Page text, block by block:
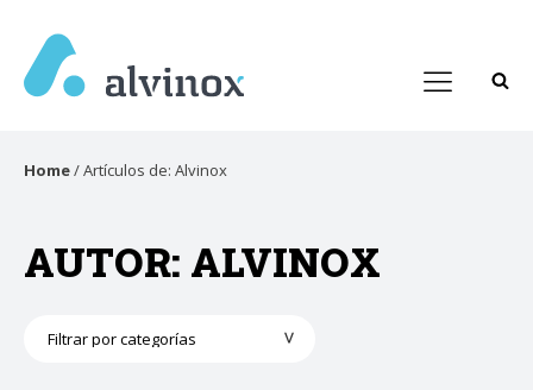
Home/Artículos de: Alvinox
AUTOR: ALVINOX
Categorías